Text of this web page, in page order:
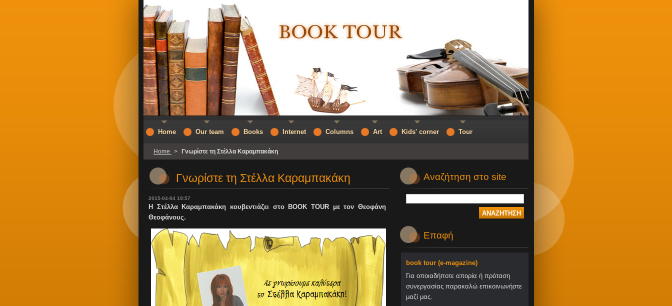
Home > Γνωρίστε τη Στέλλα Καραμπακάκη
Γνωρίστε τη Στέλλα Καραμπακάκη
2015-04-04 19:57
Η Στέλλα Καραμπακάκη κουβεντιάζει στο BOOK TOUR με τον Θεοφάνη
Θεοφάνους.
Αναζήτηση στο site
Επαφή
book tour (e-magazine)
Για οποιαδήποτε απορία ή πρόταση
συνεργασίας παρακαλώ επικοινωνήστε
μαζί μας.
Home Our team Books Internet Columns Art Kids' corner Tour